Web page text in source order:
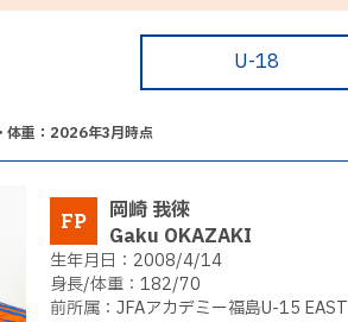
U-18
体重：2026年3月時点
岡崎 我徠
Gaku OKAZAKI
FP
2008/4/14
182/70
JFAアカデミー福島U-15 EAST